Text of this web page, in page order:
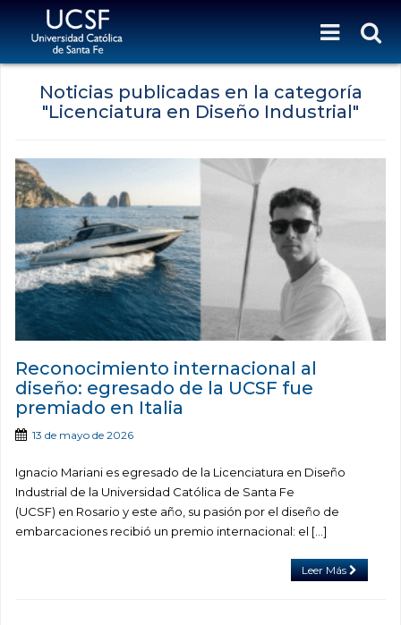
Noticias publicadas en la categoría
"Licenciatura en Diseño Industrial"
Reconocimiento internacional al
diseño: egresado de la UCSF fue
premiado en Italia
13 de mayo de 2026
Ignacio Mariani es egresado de la Licenciatura en Diseño
Industrial de la Universidad Católica de Santa Fe
(UCSF) en Rosario y este año, su pasión por el diseño de
embarcaciones recibió un premio internacional: el […]
Leer Más